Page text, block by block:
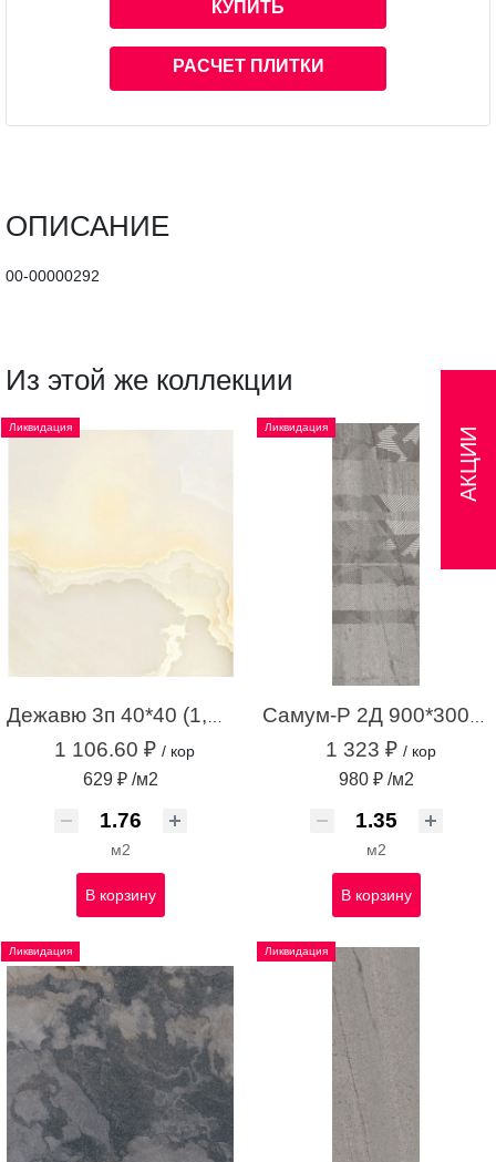
КУПИТЬ
РАСЧЕТ ПЛИТКИ
ОПИСАНИЕ
00-00000292
Из этой же коллекции
Ликвидация
Дежавю 3п 40*40 (1,76м.кв.)
1 106.60 ₽ / кор
629 ₽ /м2
м2
В корзину
Ликвидация
Самум-Р 2Д 900*300 серый (1,35 м.кв.)
1 323 ₽ / кор
980 ₽ /м2
м2
В корзину
Ликвидация Ликвидация
АКЦИИ